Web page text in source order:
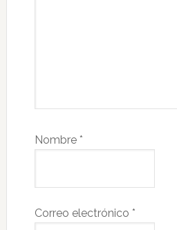
Nombre *
Correo electrónico *